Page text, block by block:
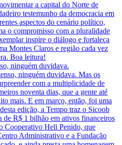
ninguém duvidava.